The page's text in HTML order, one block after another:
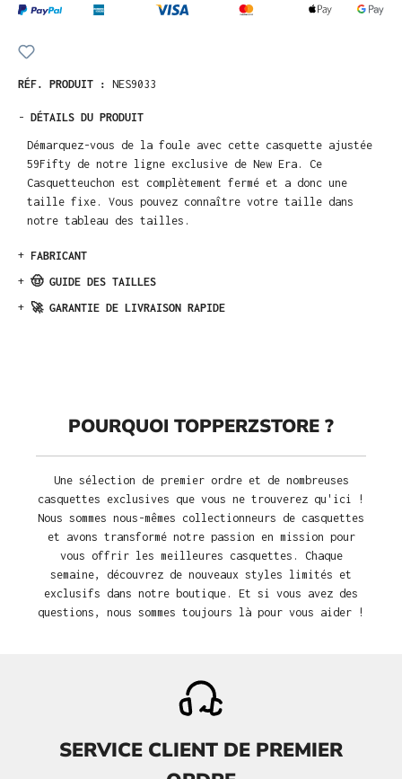
RÉF. PRODUIT : NES9033
- DÉTAILS DU PRODUIT
Démarquez-vous de la foule avec cette casquette ajustée
59Fifty de notre ligne exclusive de New Era. Ce
Casquetteuchon est complètement fermé et a donc une
taille fixe. Vous pouvez connaître votre taille dans
notre tableau des tailles.
+ FABRICANT
+ 🤠 GUIDE DES TAILLES
+ 🚀 GARANTIE DE LIVRAISON RAPIDE
POURQUOI TOPPERZSTORE ?
Une sélection de premier ordre et de nombreuses
casquettes exclusives que vous ne trouverez qu'ici !
Nous sommes nous-mêmes collectionneurs de casquettes
et avons transformé notre passion en mission pour
vous offrir les meilleures casquettes. Chaque
semaine, découvrez de nouveaux styles limités et
exclusifs dans notre boutique. Et si vous avez des
questions, nous sommes toujours là pour vous aider !
SERVICE CLIENT DE PREMIER